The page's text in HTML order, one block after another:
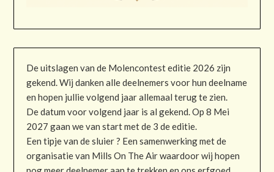
De uitslagen van de Molencontest editie 2026 zijn
gekend. Wij danken alle deelnemers voor hun deelname
en hopen jullie volgend jaar allemaal terug te zien.
De datum voor volgend jaar is al gekend. Op 8 Mei
2027 gaan we van start met de 3 de editie.
Een tipje van de sluier ? Een samenwerking met de
organisatie van Mills On The Air waardoor wij hopen